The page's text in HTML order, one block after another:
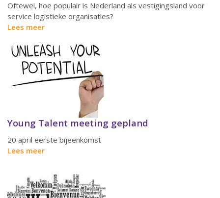
Oftewel, hoe populair is Nederland als vestigingsland voor
service logistieke organisaties?
Lees meer
Young Talent meeting gepland
20 april eerste bijeenkomst
Lees meer